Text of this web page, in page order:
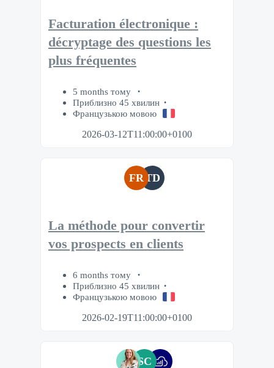
Facturation électronique :
décryptage des questions les
plus fréquentes
5 months тому
Приблизно 45 хвилин
Французькою мовою
2026-03-12T11:00:00+0100
FR TD
La méthode pour convertir
vos prospects en clients
6 months тому
Приблизно 45 хвилин
Французькою мовою
2026-02-19T11:00:00+0100
SC